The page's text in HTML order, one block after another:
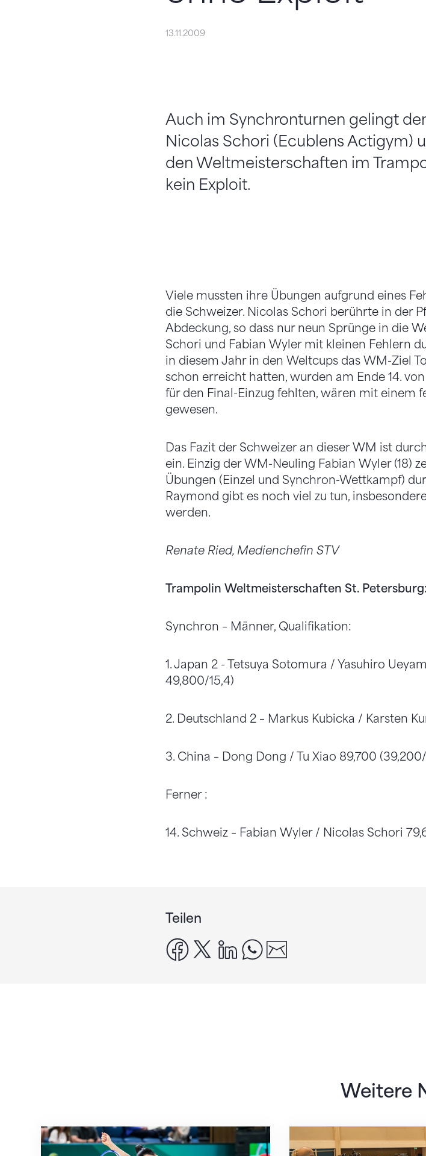
13.11.2009
Auch im Synchronturnen gelingt
Nicolas Schori (Ecublens Actigym)
den Weltmeisterschaften im
kein Exploit.
Viele mussten ihre Übungen aufgrund eines
die Schweizer. Nicolas Schori berührte in der
Abdeckung, so dass nur neun Sprünge in die
Schori und Fabian Wyler mit kleinen Fehlern
in diesem Jahr in den Weltcups das WM-Ziel
schon erreicht hatten, wurden am Ende 14.
für den Final-Einzug fehlten, wären mit einem
gewesen.
Das Fazit der Schweizer an dieser WM ist
ein. Einzig der WM-Neuling Fabian Wyler (18)
Übungen (Einzel und Synchron-Wettkampf)
Raymond gibt es noch viel zu tun,
werden.
Renate Ried, Medienchefin STV
Trampolin Weltmeisterschaften St. Petersburg:
Synchron – Männer, Qualifikation:
1. Japan 2 - Tetsuya Sotomura / Yasuhiro
49,800/15,4)
2. Deutschland 2 – Markus Kubicka / Karsten
3. China – Dong Dong / Tu Xiao 89,700
Ferner :
14. Schweiz – Fabian Wyler / Nicolas Schori
Teilen
facebook
x linkedinwhatsapp
Weitere
Nächster Halt: Weltmeisterschaft Mit klaren Zielen nach